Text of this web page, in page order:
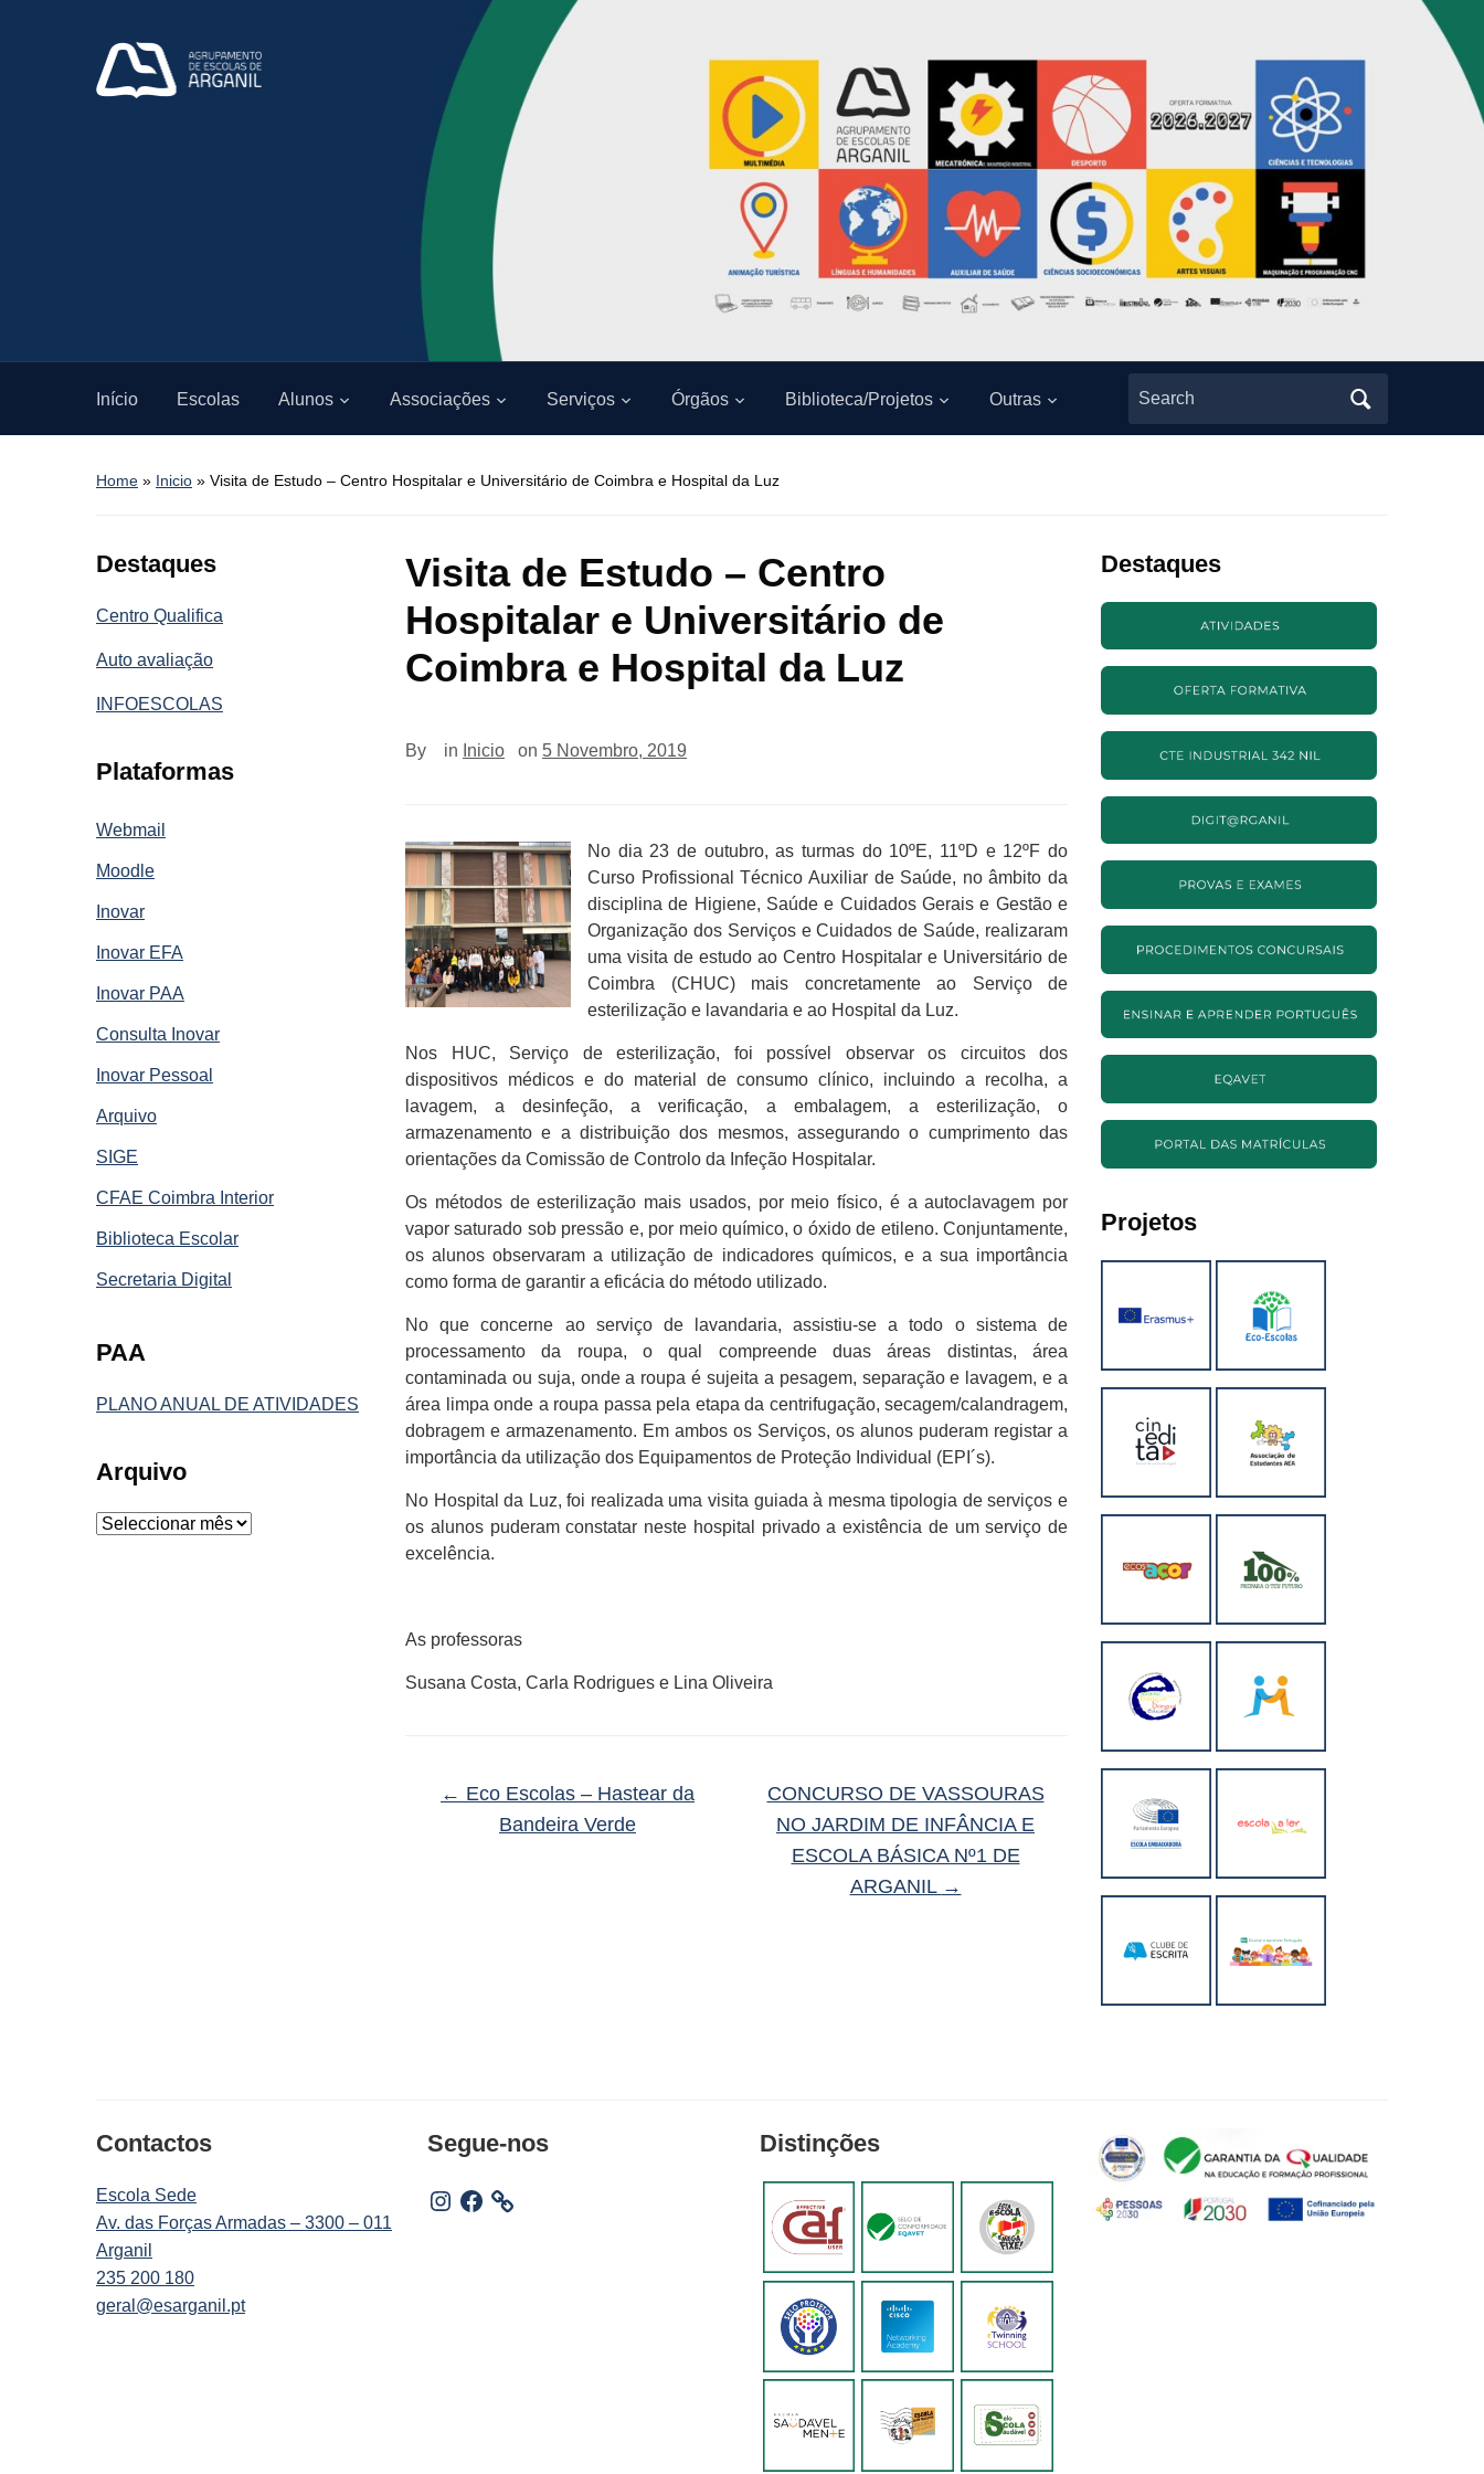
Início Escolas Alunos Associações Serviços Órgãos Biblioteca/Projetos Outras
Search
for:
Home » Inicio » Visita de Estudo – Centro Hospitalar e Universitário de Coimbra e Hospital da Luz
Destaques
Centro Qualifica
Auto avaliação
INFOESCOLAS
Plataformas
Webmail
Moodle
Inovar
Inovar EFA
Inovar PAA
Consulta Inovar
Inovar Pessoal
Arquivo
SIGE
CFAE Coimbra Interior
Biblioteca Escolar
Secretaria Digital
PAA
PLANO ANUAL DE ATIVIDADES
Arquivo
Arquivo
Visita de Estudo – Centro
Hospitalar e Universitário de
Coimbra e Hospital da Luz
By in Inicio on 5 Novembro, 2019
No dia 23 de outubro, as turmas do 10ºE, 11ºD e 12ºF do
Curso Profissional Técnico Auxiliar de Saúde, no âmbito da
disciplina de Higiene, Saúde e Cuidados Gerais e Gestão e
Organização dos Serviços e Cuidados de Saúde, realizaram
uma visita de estudo ao Centro Hospitalar e Universitário de
Coimbra (CHUC) mais concretamente ao Serviço de
esterilização e lavandaria e ao Hospital da Luz.
Nos HUC, Serviço de esterilização, foi possível observar os circuitos dos
dispositivos médicos e do material de consumo clínico, incluindo a recolha, a
lavagem, a desinfeção, a verificação, a embalagem, a esterilização, o
armazenamento e a distribuição dos mesmos, assegurando o cumprimento das
orientações da Comissão de Controlo da Infeção Hospitalar.
Os métodos de esterilização mais usados, por meio físico, é a autoclavagem por
vapor saturado sob pressão e, por meio químico, o óxido de etileno. Conjuntamente,
os alunos observaram a utilização de indicadores químicos, e a sua importância
como forma de garantir a eficácia do método utilizado.
No que concerne ao serviço de lavandaria, assistiu-se a todo o sistema de
processamento da roupa, o qual compreende duas áreas distintas, área
contaminada ou suja, onde a roupa é sujeita a pesagem, separação e lavagem, e a
área limpa onde a roupa passa pela etapa da centrifugação, secagem/calandragem,
dobragem e armazenamento. Em ambos os Serviços, os alunos puderam registar a
importância da utilização dos Equipamentos de Proteção Individual (EPI´s).
No Hospital da Luz, foi realizada uma visita guiada à mesma tipologia de serviços e
os alunos puderam constatar neste hospital privado a existência de um serviço de
excelência.
As professoras
Susana Costa, Carla Rodrigues e Lina Oliveira
← Eco Escolas – Hastear da
Bandeira Verde
CONCURSO DE VASSOURAS
NO JARDIM DE INFÂNCIA E
ESCOLA BÁSICA Nº1 DE
ARGANIL →
Destaques
Projetos
Contactos
Escola Sede
Av. das Forças Armadas – 3300 – 011
Arganil
235 200 180
geral@esarganil.pt
Segue-nos
Instagram
Facebook
Distinções